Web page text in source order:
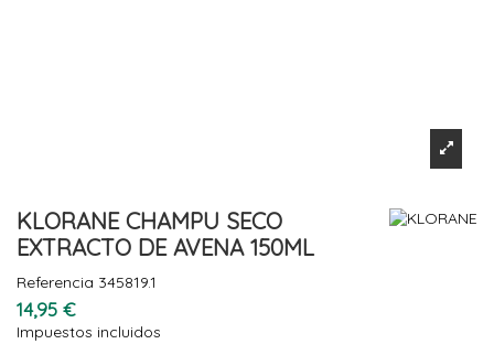
KLORANE CHAMPU SECO
EXTRACTO DE AVENA 150ML
Referencia 345819.1
14,95 €
Impuestos incluidos